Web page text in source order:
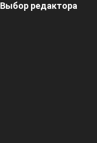
Выбор редактора